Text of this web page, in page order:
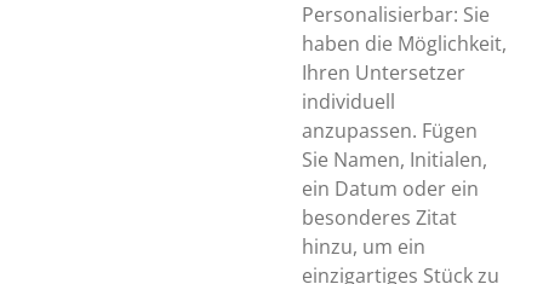
Personalisierbar: Sie
haben die Möglichkeit,
Ihren Untersetzer
individuell
anzupassen. Fügen
Sie Namen, Initialen,
ein Datum oder ein
besonderes Zitat
hinzu, um ein
einzigartiges Stück zu